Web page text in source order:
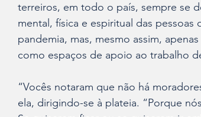
terreiros, em todo o país, sempre se
mental, física e espiritual das
pandemia, mas, mesmo assim,
como espaços de apoio ao trabalho
“Vocês notaram que não há
ela, dirigindo-se à plateia. “Porque